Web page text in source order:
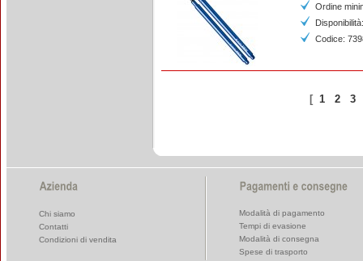
Ordine
Codice:
[ 1 2 3
Chi siamo
Contatti
Condizioni di vendita
Modalità di pagamento
Tempi di evasione
Modalità di consegna
Spese di trasporto